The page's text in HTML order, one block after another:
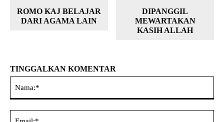
ROMO KAJ BELAJAR
DARI AGAMA LAIN
DIPANGGIL
MEWARTAKAN
KASIH ALLAH
TINGGALKAN KOMENTAR